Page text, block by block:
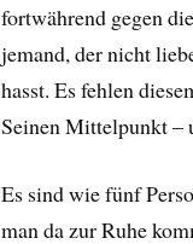
fortwährend gegen
jemand, der nicht
hasst. Es fehlen
Seinen Mittelpunkt –
Es sind wie fünf
man da zur Ruhe